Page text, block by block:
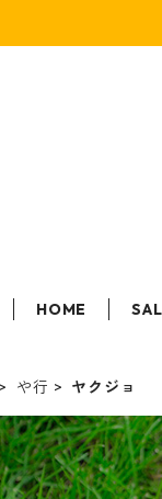
HOME
や行 ヤクジョ